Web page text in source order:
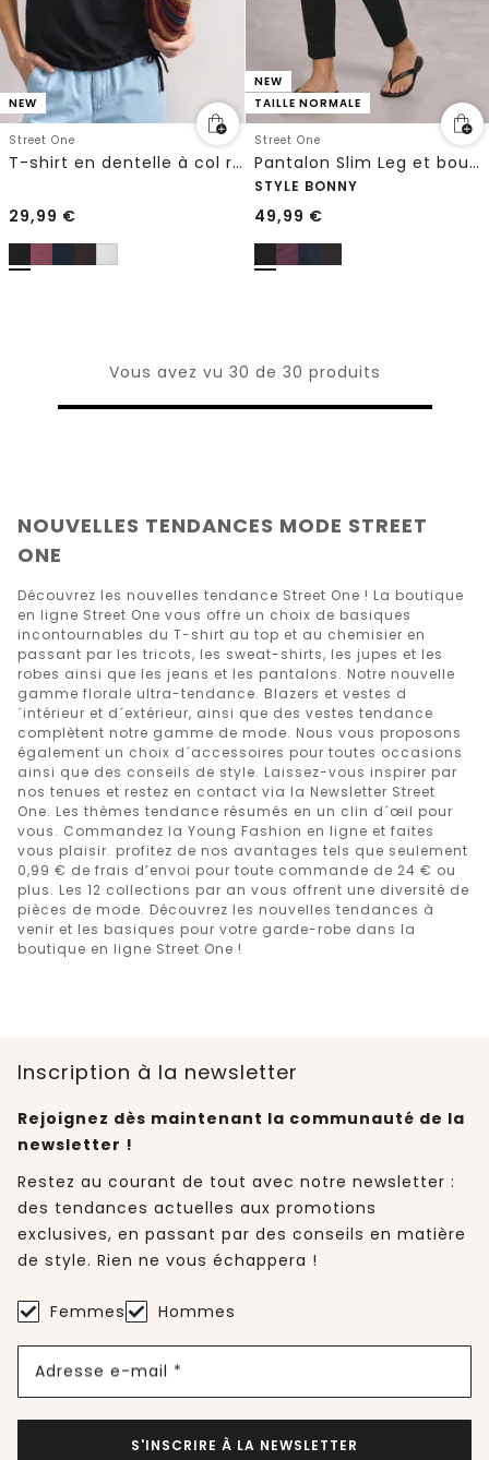
NEW
Street One
T-shirt en dentelle à col rond
29,99 €
NEW
TAILLE NORMALE
Street One
Pantalon Slim Leg et boucle décorative
STYLE BONNY
49,99 €
Vous avez vu 30 de 30 produits
NOUVELLES TENDANCES MODE STREET
ONE
Découvrez les nouvelles tendance Street One ! La boutique
en ligne Street One vous offre un choix de basiques
incontournables du T-shirt au top et au chemisier en
passant par les tricots, les sweat-shirts, les jupes et les
robes ainsi que les jeans et les pantalons. Notre nouvelle
gamme florale ultra-tendance. Blazers et vestes d
´intérieur et d´extérieur, ainsi que des vestes tendance
complètent notre gamme de mode. Nous vous proposons
également un choix d´accessoires pour toutes occasions
ainsi que des conseils de style. Laissez-vous inspirer par
nos tenues et restez en contact via la Newsletter Street
One. Les thèmes tendance résumés en un clin d´œil pour
vous. Commandez la Young Fashion en ligne et faites
vous plaisir. profitez de nos avantages tels que seulement
0,99 € de frais d’envoi pour toute commande de 24 € ou
plus. Les 12 collections par an vous offrent une diversité de
pièces de mode. Découvrez les nouvelles tendances à
venir et les basiques pour votre garde-robe dans la
boutique en ligne Street One !
Inscription à la newsletter
Rejoignez dès maintenant la communauté de la
newsletter !
Restez au courant de tout avec notre newsletter :
des tendances actuelles aux promotions
exclusives, en passant par des conseils en matière
de style. Rien ne vous échappera !
Femmes Hommes
Adresse e-mail *
S'INSCRIRE À LA NEWSLETTER